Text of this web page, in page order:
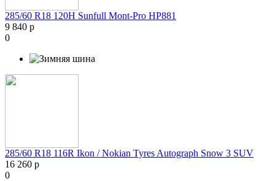
285/60 R18 120H Sunfull Mont-Pro HP881
9 840 р
0
285/60 R18 116R Ikon / Nokian Tyres Autograph Snow 3 SUV
16 260 р
0